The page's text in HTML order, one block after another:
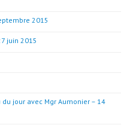
2015
juin 2015
jour avec Mgr Aumonier – 14